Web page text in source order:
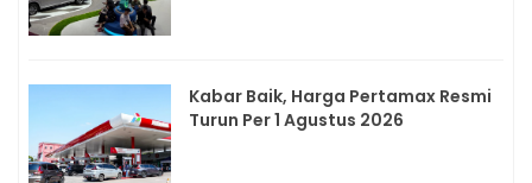
Kabar Baik, Harga Pertamax Resmi
Turun Per 1 Agustus 2026